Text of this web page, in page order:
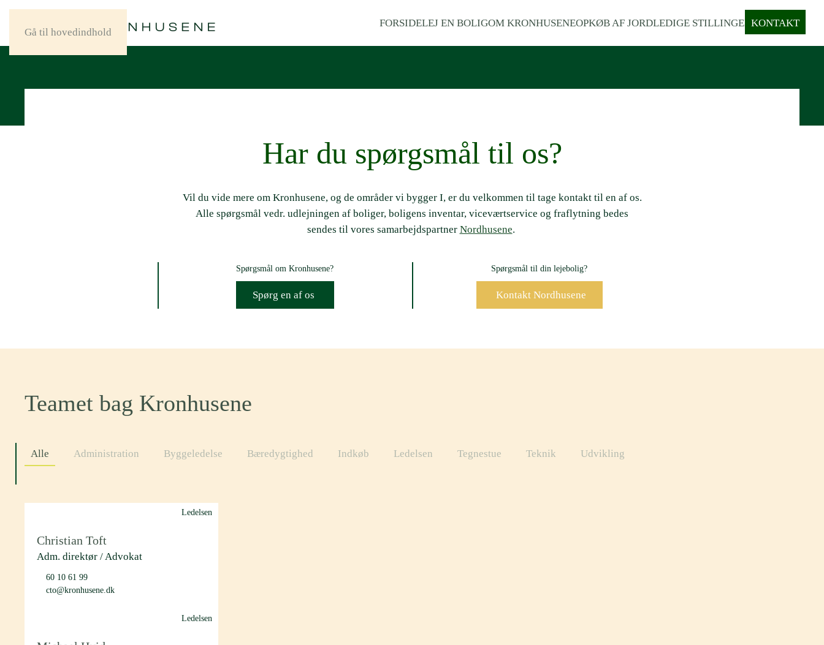
Gå til hovedindhold
FORSIDELEJ EN BOLIGOM KRONHUSENEOPKØB AF JORDLEDIGE STILLINGER KONTAKT
Har du spørgsmål til os?
Vil du vide mere om Kronhusene, og de områder vi bygger I, er du velkommen til tage kontakt til en af os.
Alle spørgsmål vedr. udlejningen af boliger, boligens inventar, viceværtservice og fraflytning bedes
sendes til vores samarbejdspartner Nordhusene.
Spørgsmål om Kronhusene?
Spørg en af os
Spørgsmål til din lejebolig?
Kontakt Nordhusene
Teamet bag Kronhusene
Alle Administration Byggeledelse Bæredygtighed Indkøb Ledelsen Tegnestue Teknik Udvikling
Ledelsen
Christian Toft
Adm. direktør / Advokat
60 10 61 99
cto@kronhusene.dk
Ledelsen